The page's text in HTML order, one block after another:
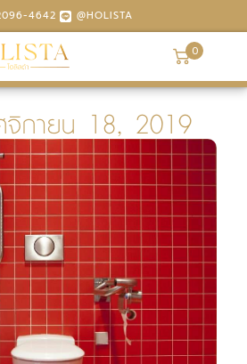
4642 @HOLISTA
0
กายน 18, 2019